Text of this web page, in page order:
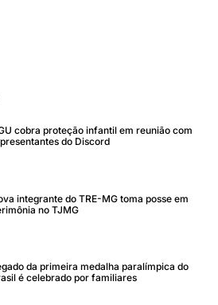
cobra proteção infantil em reunião com
do Discord
integrante do TRE-MG toma posse em
no TJMG
da primeira medalha paralímpica do
é celebrado por familiares